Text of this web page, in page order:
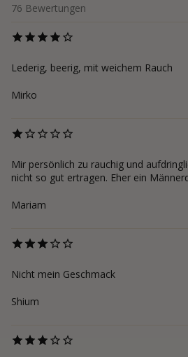
76 Bewertungen
Lederig, beerig, mit weichem Rauch
Mirko
Mir persönlich zu rauchig und
nicht so gut ertragen. Eher ein
Mariam
Nicht mein Geschmack
Shium